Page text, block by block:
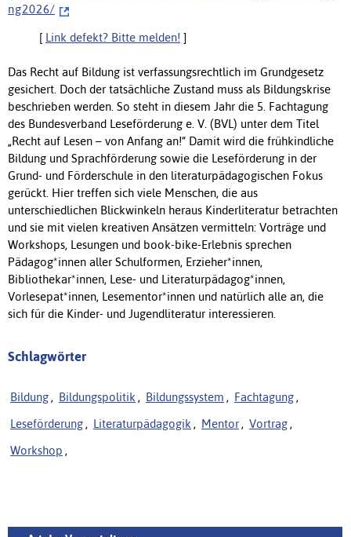
n g 2 0 2 6 /
[ Link defekt? Bitte melden! ]
Das Recht auf Bildung ist verfassungsrechtlich im Grundgesetz
gesichert. Doch der tatsächliche Zustand muss als Bildungskrise
beschrieben werden. So steht in diesem Jahr die 5. Fachtagung
des Bundesverband Leseförderung e. V. (BVL) unter dem Titel
„Recht auf Lesen – von Anfang an!“ Damit wird die frühkindliche
Bildung und Sprachförderung sowie die Leseförderung in der
Grund- und Förderschule in den literaturpädagogischen Fokus
gerückt. Hier treffen sich viele Menschen, die aus
unterschiedlichen Blickwinkeln heraus Kinderliteratur betrachten
und sie mit vielen kreativen Ansätzen vermitteln: Vorträge und
Workshops, Lesungen und book-bike-Erlebnis sprechen
Pädagog*innen aller Schulformen, Erzieher*innen,
Bibliothekar*innen, Lese- und Literaturpädagog*innen,
Vorlesepat*innen, Lesementor*innen und natürlich alle an, die
sich für die Kinder- und Jugendliteratur interessieren.
Schlagwörter
Bildung , Bildungspolitik , Bildungssystem , Fachtagung ,
Leseförderung , Literaturpädagogik , Mentor , Vortrag ,
Workshop ,